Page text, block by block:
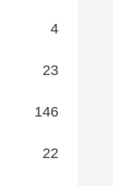
4
23
146
22